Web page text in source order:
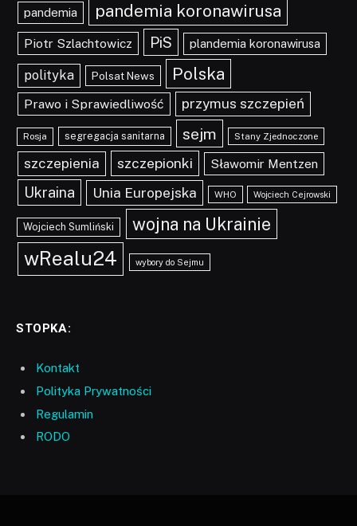
pandemia pandemia koronawirusa
Piotr Szlachtowicz PiS plandemia koronawirusa
polityka Polsat News Polska
Prawo i Sprawiedliwość przymus szczepień
Rosja segregacja sanitarna sejm Stany Zjednoczone
szczepienia szczepionki Sławomir Mentzen
Ukraina Unia Europejska WHO Wojciech Cejrowski
Wojciech Sumliński wojna na Ukrainie
wRealu24 wybory do Sejmu
STOPKA:
Kontakt
Polityka Prywatności
Regulamin
RODO